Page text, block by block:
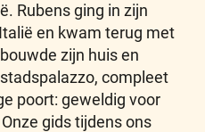
Rubens ging in zijn
en kwam terug met
zijn huis en
compleet
poort: geweldig voor
gids tijdens ons